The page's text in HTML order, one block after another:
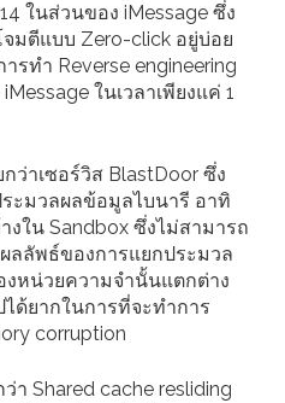
ในส่วนของ iMessage ซึ่ง
มตีแบบ Zero-click อยู่บ่อย
รทำ Reverse engineering
ในเวลาเพียงแค่ 1
ว่าเซอร์วิส BlastDoor ซึ่ง
ะมวลผลข้อมูลไบนารี อาทิ
ใน Sandbox ซึ่งไม่สามารถ
ลลัพธ์ของการแยกประมวล
งหน่วยความจำนั้นแตกต่าง
ด้ยากในการที่จะทำการ
corruption
า Shared cache resliding